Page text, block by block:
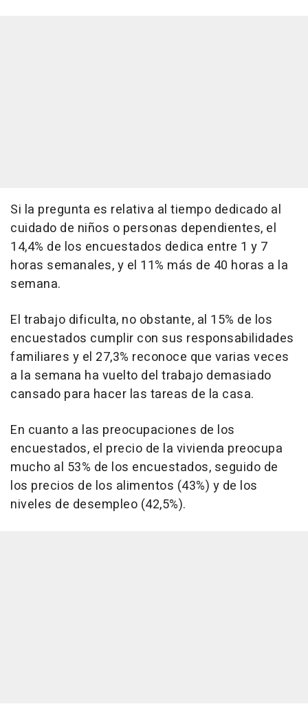
Si la pregunta es relativa al tiempo dedicado al
cuidado de niños o personas dependientes, el
14,4% de los encuestados dedica entre 1 y 7
horas semanales, y el 11% más de 40 horas a la
semana.
El trabajo dificulta, no obstante, al 15% de los
encuestados cumplir con sus responsabilidades
familiares y el 27,3% reconoce que varias veces
a la semana ha vuelto del trabajo demasiado
cansado para hacer las tareas de la casa.
En cuanto a las preocupaciones de los
encuestados, el precio de la vivienda preocupa
mucho al 53% de los encuestados, seguido de
los precios de los alimentos (43%) y de los
niveles de desempleo (42,5%).